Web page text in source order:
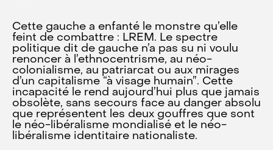
Cette gauche a enfanté le monstre qu’elle
feint de combattre : LREM. Le spectre
politique dit de gauche n’a pas su ni voulu
renoncer à l’ethnocentrisme, au néo-
colonialisme, au patriarcat ou aux mirages
d’un capitalisme “à visage humain”. Cette
incapacité le rend aujourd’hui plus que jamais
obsolète, sans secours face au danger absolu
que représentent les deux gouffres que sont
le néo-libéralisme mondialisé et le néo-
libéralisme identitaire nationaliste.